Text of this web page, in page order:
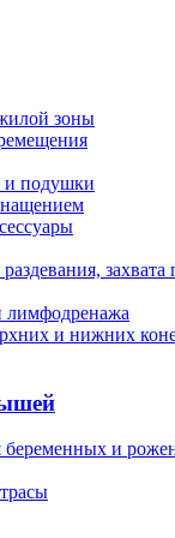
зоны
и подушки
захвата
лимфодренажа
и нижних
беременных и